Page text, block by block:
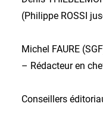
(Philippe ROSSI
Michel FAURE
– Rédacteur en
Conseillers